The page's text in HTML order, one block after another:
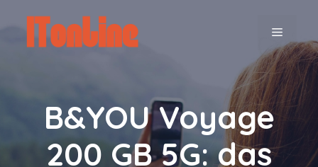
springen
MENÜ
B&YOU Voyage
200 GB 5G: das